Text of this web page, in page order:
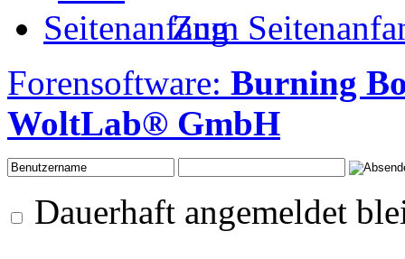
Zum
Forensoftware: Burning
WoltLab® GmbH
Dauerhaft angemeldet